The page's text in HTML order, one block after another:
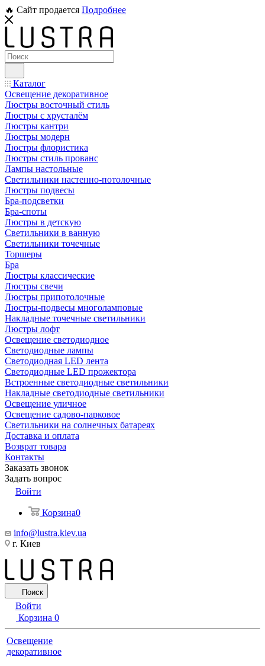
🔥 Сайт продается Подробнее
Каталог
Освещение декоративное
Люстры восточный стиль
Люстры с хрусталём
Люстры кантри
Люстры модерн
Люстры флористика
Люстры стиль прованс
Лампы настольные
Светильники настенно-потолочные
Люстры подвесы
Бра-подсветки
Бра-споты
Люстры в детскую
Светильники в ванную
Светильники точечные
Торшеры
Бра
Люстры классические
Люстры свечи
Люстры припотолочные
Люстры-подвесы многоламповые
Накладные точечные светильники
Люстры лофт
Освещение светодиодное
Светодиодные лампы
Светодиодная LED лента
Светодиодные LED прожектора
Встроенные светодиодные светильники
Накладные светодиодные светильники
Освещение уличное
Освещение садово-парковое
Светильники на солнечных батареях
Доставка и оплата
Возврат товара
Контакты
Заказать звонок
Задать вопрос
Войти
Корзина0
info@lustra.kiev.ua
г. Киев
Поиск
Войти
Корзина 0
Освещение
декоративное